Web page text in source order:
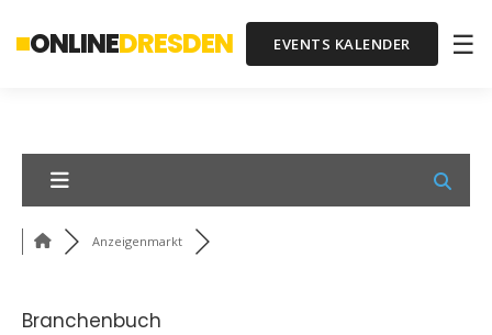
ONLINEDRESDEN EVENTS KALENDER ☰
Anzeigenmarkt
Branchenbuch